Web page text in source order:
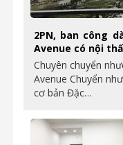
2PN, ban công
Avenue có nội
Chuyên chuyển
Avenue Chuyển
cơ bản Đặc…